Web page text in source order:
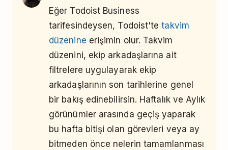
Eğer Todoist Business
tarifesindeysen, Todoist'tetakvim
düzenine erişimin olur. Takvim
düzenini, ekip arkadaşlarına ait
filtrelere uygulayarak ekip
arkadaşlarının son tarihlerine genel
bir bakış edinebilirsin. Haftalık ve Aylık
görünümler arasında geçiş yaparak
bu hafta bitişi olan görevleri veya ay
bitmeden önce nelerin tamamlanması